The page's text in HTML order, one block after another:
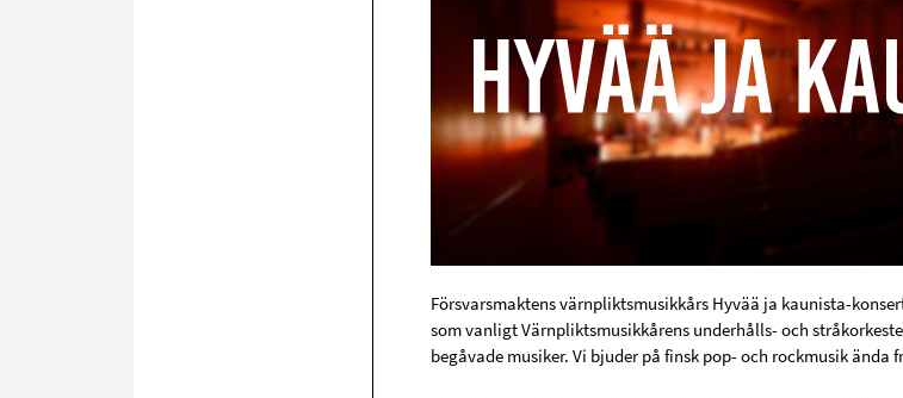
Försvarsmaktens värnpliktsmusikkårs Hyvää ja kaunista-
som vanligt Värnpliktsmusikkårens underhålls- och
begåvade musiker. Vi bjuder på finsk pop- och rockmusik